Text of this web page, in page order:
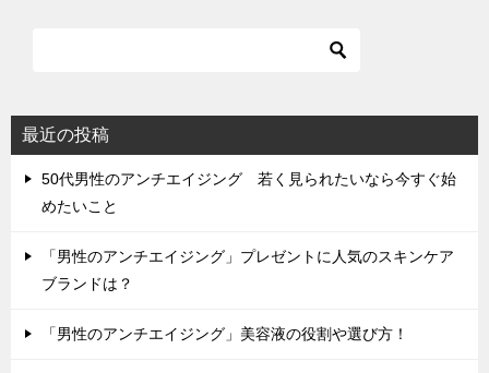
最近の投稿
50代男性のアンチエイジング 若く見られたいなら今すぐ始
めたいこと
「男性のアンチエイジング」プレゼントに人気のスキンケア
ブランドは？
「男性のアンチエイジング」美容液の役割や選び方！